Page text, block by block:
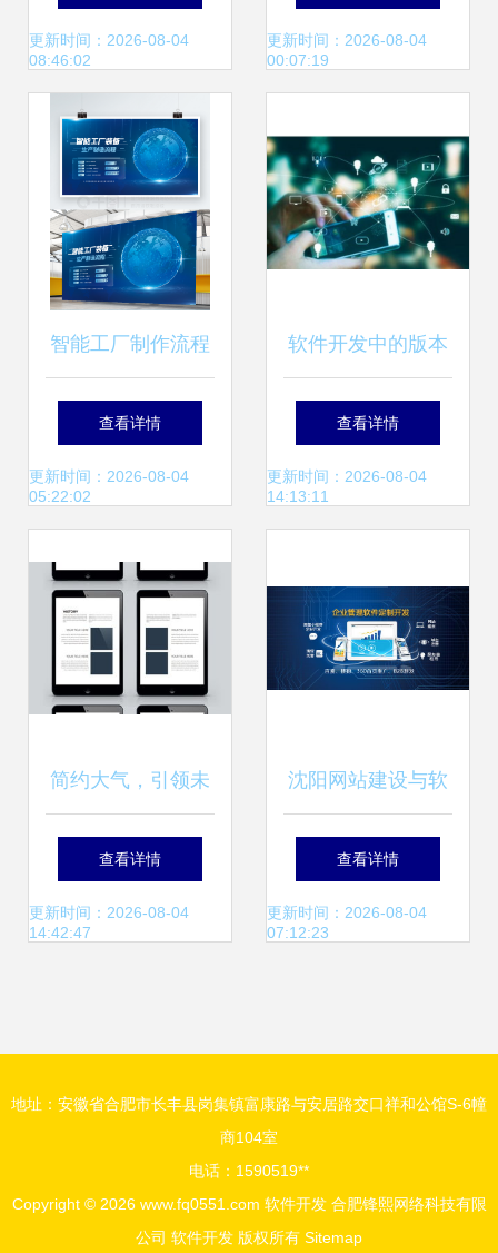
服务赋能
更新时间：2026-08-04
08:46:02
的得力助手
更新时间：2026-08-04
00:07:19
智能工厂制作流程
图设计解析 科技风
蓝色渐变矢量模板
查看详情
更新时间：2026-08-04
05:22:02
软件开发中的版本
控制 Check Out与
Check In的设计服
查看详情
更新时间：2026-08-04
14:13:11
简约大气，引领未
来 蓝色科技公司软
件开发宣传册模板
查看详情
更新时间：2026-08-04
14:42:47
沈阳网站建设与软
件开发 图APP开发
公司如何助力企业
查看详情
更新时间：2026-08-04
07:12:23
地址：安徽省合肥市长丰县岗集镇富康路与安居路交口祥和公馆S-6幢
商104室
电话：1590519**
Copyright © 2026 www.fq0551.com 软件开发 合肥锋熙网络科技有限
公司 软件开发 版权所有 Sitemap